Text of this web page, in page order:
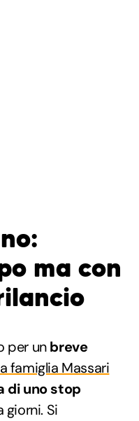
ma con
per unbreve
famiglia Massari
di uno stop
giorni. Si